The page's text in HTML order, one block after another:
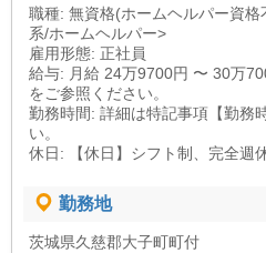
職種: 無資格(ホームヘルパー資
系/ホームヘルパー>
雇用形態: 正社員
給与: 月給 24万9700円 〜 30万
をご参照ください。
勤務時間: 詳細は特記事項【勤務
い。
休日: 【休日】シフト制、完全週
勤務地
茨城県久慈郡大子町町付